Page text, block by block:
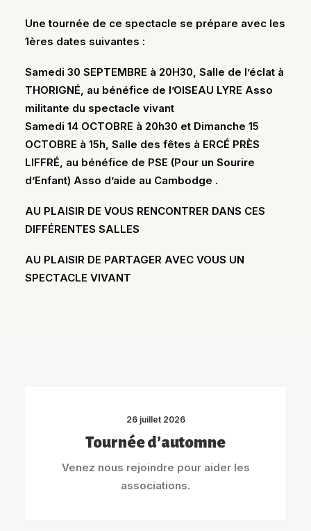
Une tournée de ce spectacle se prépare avec les
1ères dates suivantes :
Samedi 30 SEPTEMBRE à 20H30, Salle de l’éclat à
THORIGNÉ, au bénéfice de l’OISEAU LYRE Asso
militante du spectacle vivant
Samedi 14 OCTOBRE à 20h30 et Dimanche 15
OCTOBRE à 15h, Salle des fêtes à ERCÉ PRÈS
LIFFRÉ, au bénéfice de PSE (Pour un Sourire
d’Enfant) Asso d’aide au Cambodge .
AU PLAISIR DE VOUS RENCONTRER DANS CES
DIFFÉRENTES SALLES
AU PLAISIR DE PARTAGER AVEC VOUS UN
SPECTACLE VIVANT
26 juillet 2026
Tournée d’automne
Venez nous rejoindre pour aider les
associations.